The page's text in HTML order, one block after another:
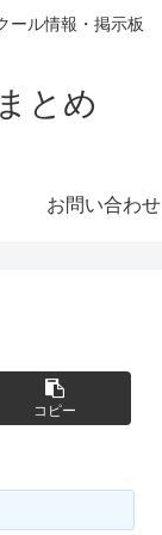
ール情報・掲示板
とめ
お問い合わせ
コピー